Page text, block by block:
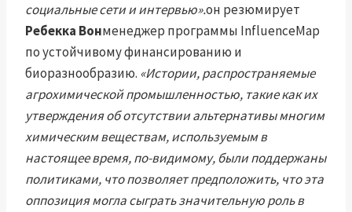
социальные сети и интервью».он резюмирует
Ребекка Вонменеджер программы InfluenceMap
по устойчивому финансированию и
биоразнообразию. «Истории, распространяемые
агрохимической промышленностью, такие как их
утверждения об отсутствии альтернативы многим
химическим веществам, используемым в
настоящее время, по-видимому, были поддержаны
политиками, что позволяет предположить, что эта
оппозиция могла сыграть значительную роль в